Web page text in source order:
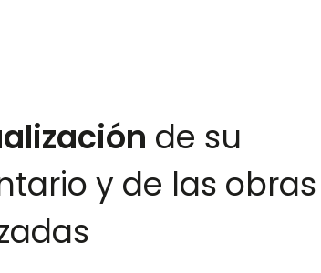
de su
y de las obras